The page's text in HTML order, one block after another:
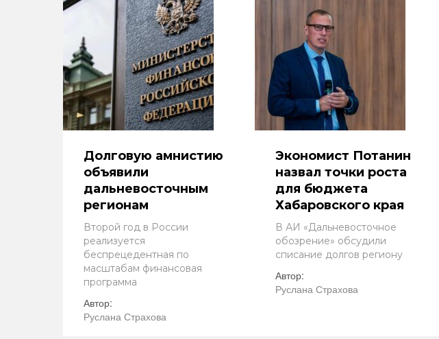
Долговую амнистию
объявили
дальневосточным
регионам
Второй год в России
реализуется
беспрецедентная по
масштабам финансовая
программа
Автор:
Руслана Страхова
Экономист Потанин
назвал точки роста
для бюджета
Хабаровского края
В АИ «Дальневосточное
обозрение» обсудили
списание долгов региону
Автор:
Руслана Страхова